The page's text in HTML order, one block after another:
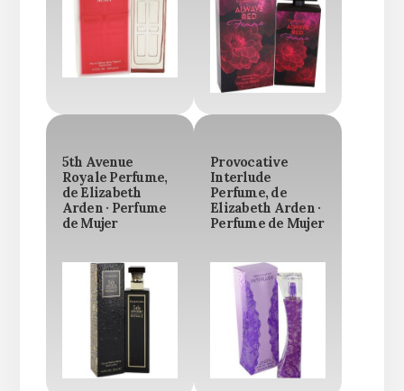
5th Avenue
Royale Perfume,
de Elizabeth
Arden · Perfume
de Mujer
Provocative
Interlude
Perfume, de
Elizabeth Arden ·
Perfume de Mujer